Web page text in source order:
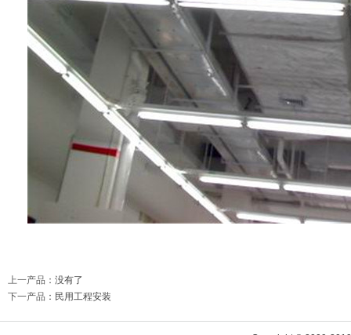
上一产品 ：没有了
下一产品 ： 民用工程安装